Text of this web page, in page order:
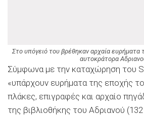
Στο υπόγειό του βρέθηκαν αρχαία
αυτοκράτορα
Σύμφωνα με την καταχώρηση του
«υπάρχουν ευρήματα της εποχής
πλάκες, επιγραφές και αρχαίο
της βιβλιοθήκης του Αδριανού